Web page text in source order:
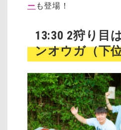
ー も登場！
13:30 2狩り目
ンオウガ（下